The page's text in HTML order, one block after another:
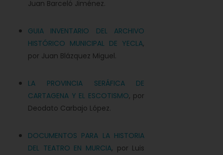
Juan Barceló Jiménez.
GUIA INVENTARIO DEL ARCHIVO
HISTÓRICO MUNICIPAL DE YECLA,
por Juan Blázquez Miguel.
LA PROVINCIA SERÁFICA DE
CARTAGENA Y EL ESCOTISMO, por
Deodato Carbajo López.
DOCUMENTOS PARA LA HISTORIA
DEL TEATRO EN MURCIA, por Luis